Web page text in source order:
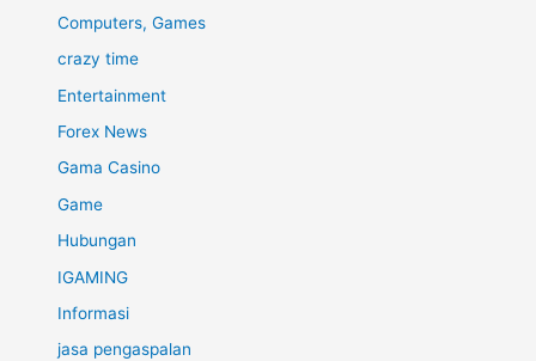
Computers, Games
crazy time
Entertainment
Forex News
Gama Casino
Game
Hubungan
IGAMING
Informasi
jasa pengaspalan